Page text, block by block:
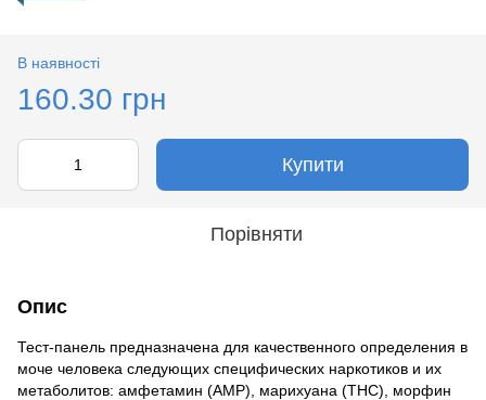
В наявності
160.30 грн
Купити
Порівняти
Опис
Тест-панель предназначена для качественного определения в
моче человека следующих специфических наркотиков и их
метаболитов: амфетамин (АМP), марихуана (THC), морфин